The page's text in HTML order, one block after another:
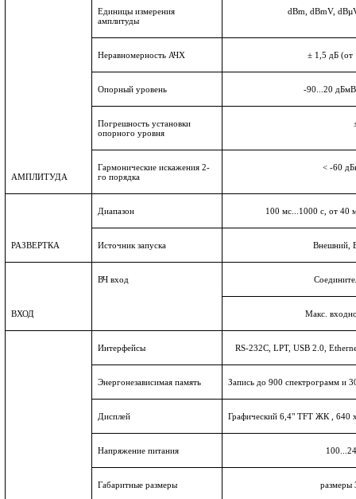
АМПЛИТУДА
Единицы измерения
амплитуды
dBm, dBmV,
Неравномерность АЧХ ± 1,5 дБ
Опорный уровень -90...20
Погрешность установки
опорного уровня
Гармонические искажения 2-
го порядка
< -60
РАЗВЕРТКА
Диапазон 100 мс...1000 с, от 40
Источник запуска Внешний,
ВХОД
ВЧ вход
Макс.
Интерфейсы RS-232C, LPT, USB 2.0,
Энергонезависимая память Запись до 900 спектрограмм и
Дисплей Графический 6,4" TFT ЖК , 640
Напряжение питания 1
Габаритные размеры размеры